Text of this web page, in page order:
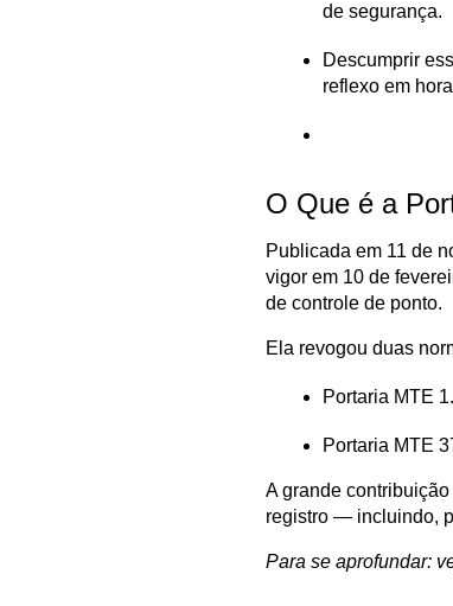
de segurança.
Descumprir
reflexo em
O Que é a
Publicada em 11 de
vigor em 10 de
de controle de ponto.
Ela revogou duas
Portaria MTE
Portaria MTE
A grande
registro — incluindo,
Para se aprofundar: